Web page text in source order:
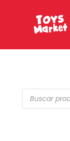
Búsqueda
de
productos